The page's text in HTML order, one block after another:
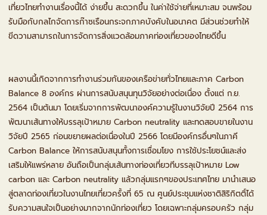
เที่ยวไทยทำงานเรื่องนี้ได้ ง่ายขึ้น สะดวกขึ้น ในค่าใช้จ่ายที่เหมาะสม จนพร้อม
รับมือกับกลไกจัดการก๊าซเรือนกระจกภาคบังคับในอนาคต มีส่วนช่วยทำให้
ขีดวามสามารถในการจัดการสิ่งแวดล้อมภาคท่องเที่ยวของไทยดีขึ้น
ผลงานนี้เกิดจากการทำงานร่วมกันของเครือข่ายทั่วไทยและภาค Carbon
Balance 8 องค์กร ผ่านการสนับสนุนทุนวิจัยอย่างต่อเนื่อง ตั้งแต่ ก.ย.
2564 เป็นต้นมา โดยเริ่มจากการพัฒนาองค์ความรู้ในงานวิจัยปี 2564 การ
พัฒนาเส้นทางให้บรรลุเป้าหมาย Carbon neutrality และทดสอบขายในงาน
วิจัยปี 2565 ก่อนขยายผลต่อเนื่องในปี 2566 โดยมีองค์กรอื่นๆในภาคี
Carbon Balance ให้การสนับสนุนทั้งการเชื่อมโยง การใช้ประโยชน์และส่ง
เสริมให้แพร่หลาย อันถือเป็นกลุ่มเส้นทางท่องเที่ยวทีบรรลุเป้าหมาย Low
carbon และ Carbon neutrality แล้วกลุ่มแรกๆของประเทศไทย มานำเสนอ
สู่ตลาดท่องเที่ยวในงานไทยเที่ยวครั้งที่ 65 ณ ศูนย์ประชุมแห่งชาติสิริกิตติ์ได้
รับความสนใจเป็นอย่างมากจากนักท่องเที่ยว โดยเฉพาะกลุ่มครอบครัว กลุ่ม